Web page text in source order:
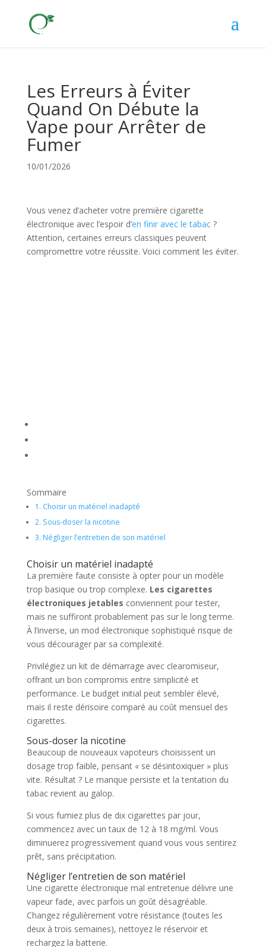
Les Erreurs à Éviter
Quand On Débute la
Vape pour Arrêter de
Fumer
10/01/2026
Vous venez d’acheter votre première cigarette
électronique avec l’espoir d’en finir avec le tabac?
Attention, certaines erreurs classiques peuvent
compromettre votre réussite. Voici comment les éviter.
Sommaire
1. Choisir un matériel inadapté
2. Sous-doser la nicotine
3. Négliger l’entretien de son matériel
Choisir un matériel inadapté
La première faute consiste à opter pour un modèle
trop basique ou trop complexe. Les cigarettes
électroniques jetables conviennent pour tester,
mais ne suffiront probablement pas sur le long terme.
À l’inverse, un mod électronique sophistiqué risque de
vous décourager par sa complexité.
Privilégiez un kit de démarrage avec clearomiseur,
offrant un bon compromis entre simplicité et
performance. Le budget initial peut sembler élevé,
mais il reste dérisoire comparé au coût mensuel des
cigarettes.
Sous-doser la nicotine
Beaucoup de nouveaux vapoteurs choisissent un
dosage trop faible, pensant « se désintoxiquer » plus
vite. Résultat ? Le manque persiste et la tentation du
tabac revient au galop.
Si vous fumiez plus de dix cigarettes par jour,
commencez avec un taux de 12 à 18 mg/ml. Vous
diminuerez progressivement quand vous vous sentirez
prêt, sans précipitation.
Négliger l’entretien de son matériel
Une cigarette électronique mal entretenue délivre une
vapeur fade, avec parfois un goût désagréable.
Changez régulièrement votre résistance (toutes les
deux à trois semaines), nettoyez le réservoir et
rechargez la batterie.